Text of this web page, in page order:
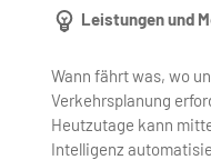
Leistungen und
Wann fährt was, wo
Verkehrsplanung
Heutzutage kann
Intelligenz